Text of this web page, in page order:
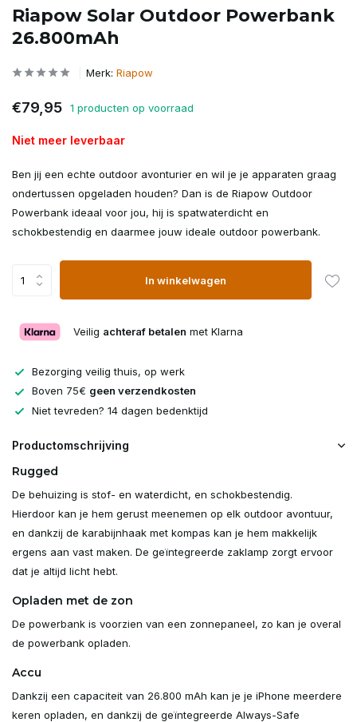
Riapow Solar Outdoor Powerbank
26.800mAh
Merk: Riapow
€79,95 1 producten op voorraad
Niet meer leverbaar
Ben jij een echte outdoor avonturier en wil je je apparaten graag
ondertussen opgeladen houden? Dan is de Riapow Outdoor
Powerbank ideaal voor jou, hij is spatwaterdicht en
schokbestendig en daarmee jouw ideale outdoor powerbank.
In winkelwagen
Veilig achteraf betalen met Klarna
Bezorging veilig thuis, op werk
Boven 75€ geen verzendkosten
Niet tevreden? 14 dagen bedenktijd
Productomschrijving
Rugged
De behuizing is stof- en waterdicht, en schokbestendig.
Hierdoor kan je hem gerust meenemen op elk outdoor avontuur,
en dankzij de karabijnhaak met kompas kan je hem makkelijk
ergens aan vast maken. De geïntegreerde zaklamp zorgt ervoor
dat je altijd licht hebt.
Opladen met de zon
De powerbank is voorzien van een zonnepaneel, zo kan je overal
de powerbank opladen.
Accu
Dankzij een capaciteit van 26.800 mAh kan je je iPhone meerdere
keren opladen, en dankzij de geïntegreerde Always-Safe